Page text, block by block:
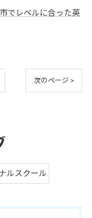
でレベルに合った英
次のページ >
ルスクール